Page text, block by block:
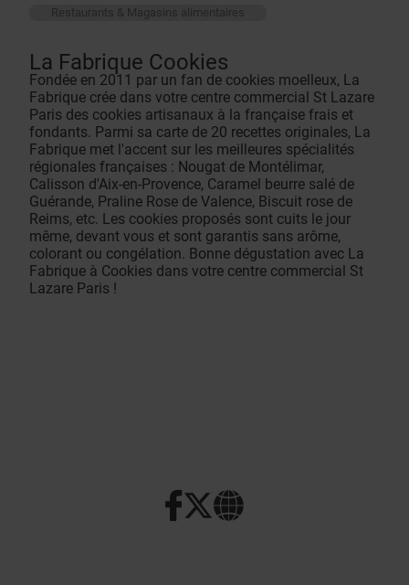
Restaurants & Magasins alimentaires
La Fabrique Cookies
Fondée en 2011 par un fan de cookies moelleux, La
Fabrique crée dans votre centre commercial St Lazare
Paris des cookies artisanaux à la française frais et
fondants. Parmi sa carte de 20 recettes originales, La
Fabrique met l'accent sur les meilleures spécialités
régionales françaises : Nougat de Montélimar,
Calisson d'Aix-en-Provence, Caramel beurre salé de
Guérande, Praline Rose de Valence, Biscuit rose de
Reims, etc. Les cookies proposés sont cuits le jour
même, devant vous et sont garantis sans arôme,
colorant ou congélation. Bonne dégustation avec La
Fabrique à Cookies dans votre centre commercial St
Lazare Paris !